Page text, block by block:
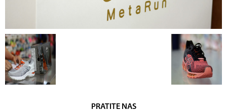
PRATITE NAS